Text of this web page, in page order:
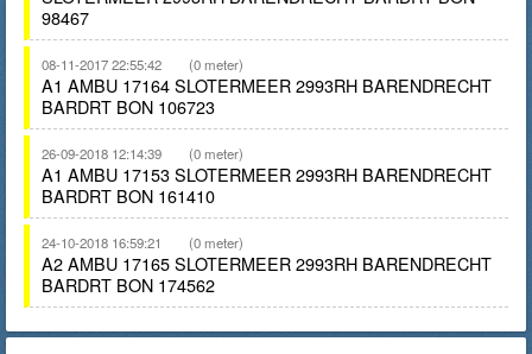
98467
08-11-2017 22:55:42 (0 meter)
A1 AMBU 17164 SLOTERMEER 2993RH BARENDRECHT
BARDRT BON 106723
26-09-2018 12:14:39 (0 meter)
A1 AMBU 17153 SLOTERMEER 2993RH BARENDRECHT
BARDRT BON 161410
24-10-2018 16:59:21 (0 meter)
A2 AMBU 17165 SLOTERMEER 2993RH BARENDRECHT
BARDRT BON 174562